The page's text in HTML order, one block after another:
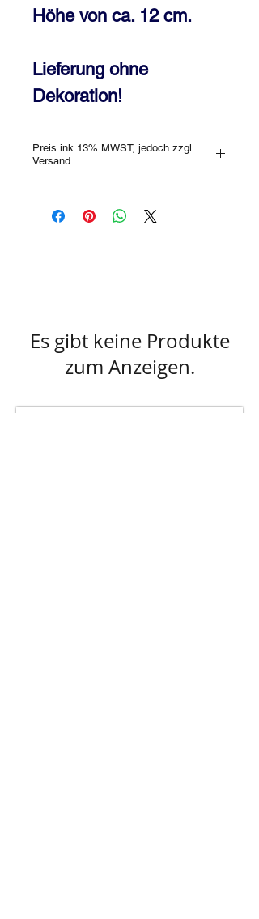
Höhe von ca. 12 cm.
Lieferung ohne
Dekoration!
Preis ink 13% MWST, jedoch zzgl.
Versand
Es gibt keine Produkte
zum Anzeigen.